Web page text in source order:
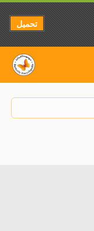
تحميل